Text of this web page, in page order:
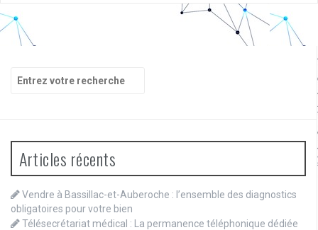
pour
Articles récents
Vendre à Bassillac-et-Auberoche : l’ensemble des diagnostics
obligatoires pour votre bien
Télésecrétariat médical : La permanence téléphonique dédiée